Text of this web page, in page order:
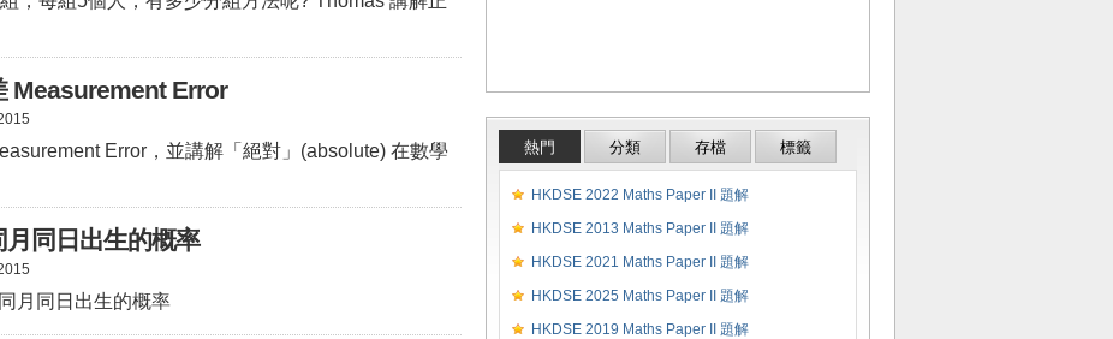
Measurement Error
Error，並講解「絕對」(absolute) 在數學
同日出生的概率
月同日出生的概率
熱門 分類 存檔 標籤
HKDSE 2022 Maths Paper II 題解
HKDSE 2013 Maths Paper II 題解
HKDSE 2021 Maths Paper II 題解
HKDSE 2025 Maths Paper II 題解
HKDSE 2019 Maths Paper II 題解